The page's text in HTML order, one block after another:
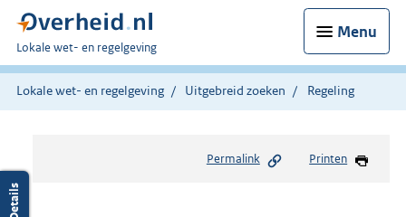
Menu
U
bent
hier:
Lokale wet- en regelgeving
Lokale wet- en regelgeving Uitgebreid zoeken Regeling
Permalink Printen